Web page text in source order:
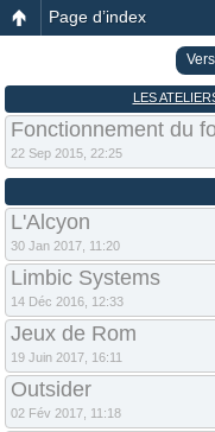
Page d’index
LES
Fonctionnement du
22 Sep 2015, 22:25
L'Alcyon
30 Jan 2017, 11:20
Limbic Systems
14 Déc 2016, 12:33
Jeux de Rom
19 Juin 2017, 16:11
Outsider
02 Fév 2017, 11:18